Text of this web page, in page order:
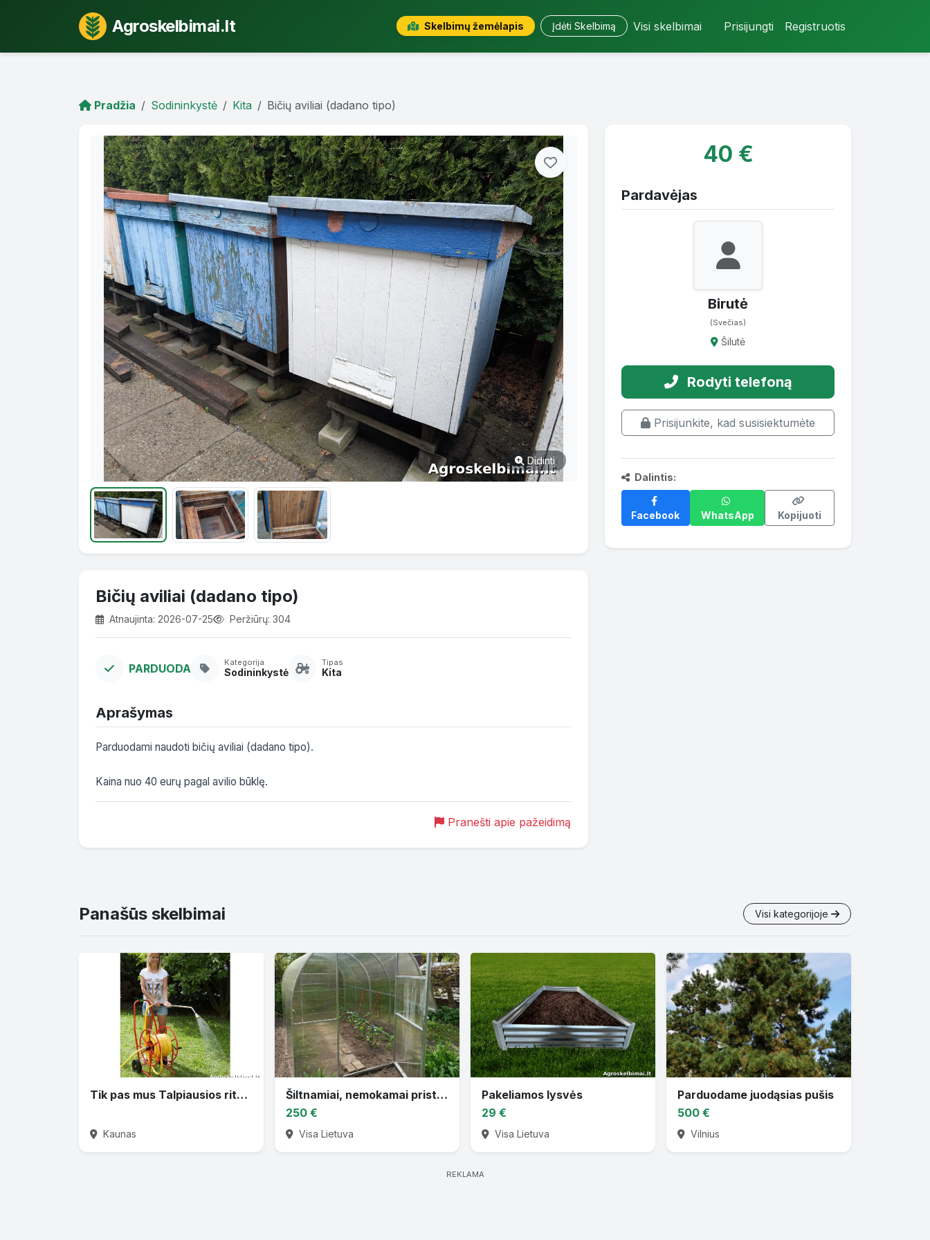
Agroskelbimai.lt Skelbimų žemėlapis Įdėti Skelbimą Visi skelbimai Prisijungti Registruotis
Pradžia Sodininkystė Kita Bičių aviliai (dadano tipo)
Didinti
Bičių aviliai (dadano tipo)
Atnaujinta: 2026-07-25 Peržiūrų: 304
PARDUODA Kategorija
Sodininkystė
Tipas
Kita
Aprašymas
Parduodami naudoti bičių aviliai (dadano tipo).
​​Kaina nuo 40 eurų pagal avilio būklę.
Pranešti apie pažeidimą
40 €
Pardavėjas
Birutė
(Svečias)
Šilutė
Rodyti telefoną
Prisijunkite, kad susisiektumėte
Dalintis:
Facebook WhatsApp Kopijuoti
Panašūs skelbimai Visi kategorijoje
Tik pas mus Talpiausios ritės vandens žarnai
Kaunas
Šiltnamiai, nemokamai pristatom
250 €
Visa Lietuva
Pakeliamos lysvės
29 €
Visa Lietuva
Parduodame juodąsias pušis
500 €
Vilnius
REKLAMA